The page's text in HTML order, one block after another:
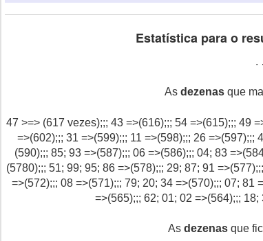
Estatística para o
.
As dezenasque
47 >=> (617 vezes);;; 43 =>(616);;; 54 =>(615);;; 49
=>(602);;; 31 =>(599);;; 11 =>(598);;; 26 =>(597);;;
(590);;; 85; 93 =>(587);;; 06 =>(586);;; 04; 83
(5780);;; 51; 99; 95; 86 =>(578);;; 29; 87; 91
=>(572);;; 08 =>(571);;; 79; 20; 34 =>(570);;; 07; 81
=>(565);;; 62; 01; 02 =>(564);;;
As dezenasque